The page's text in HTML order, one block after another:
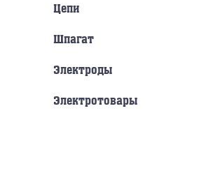
Цепи
Шпагат
Электроды
Электротовары